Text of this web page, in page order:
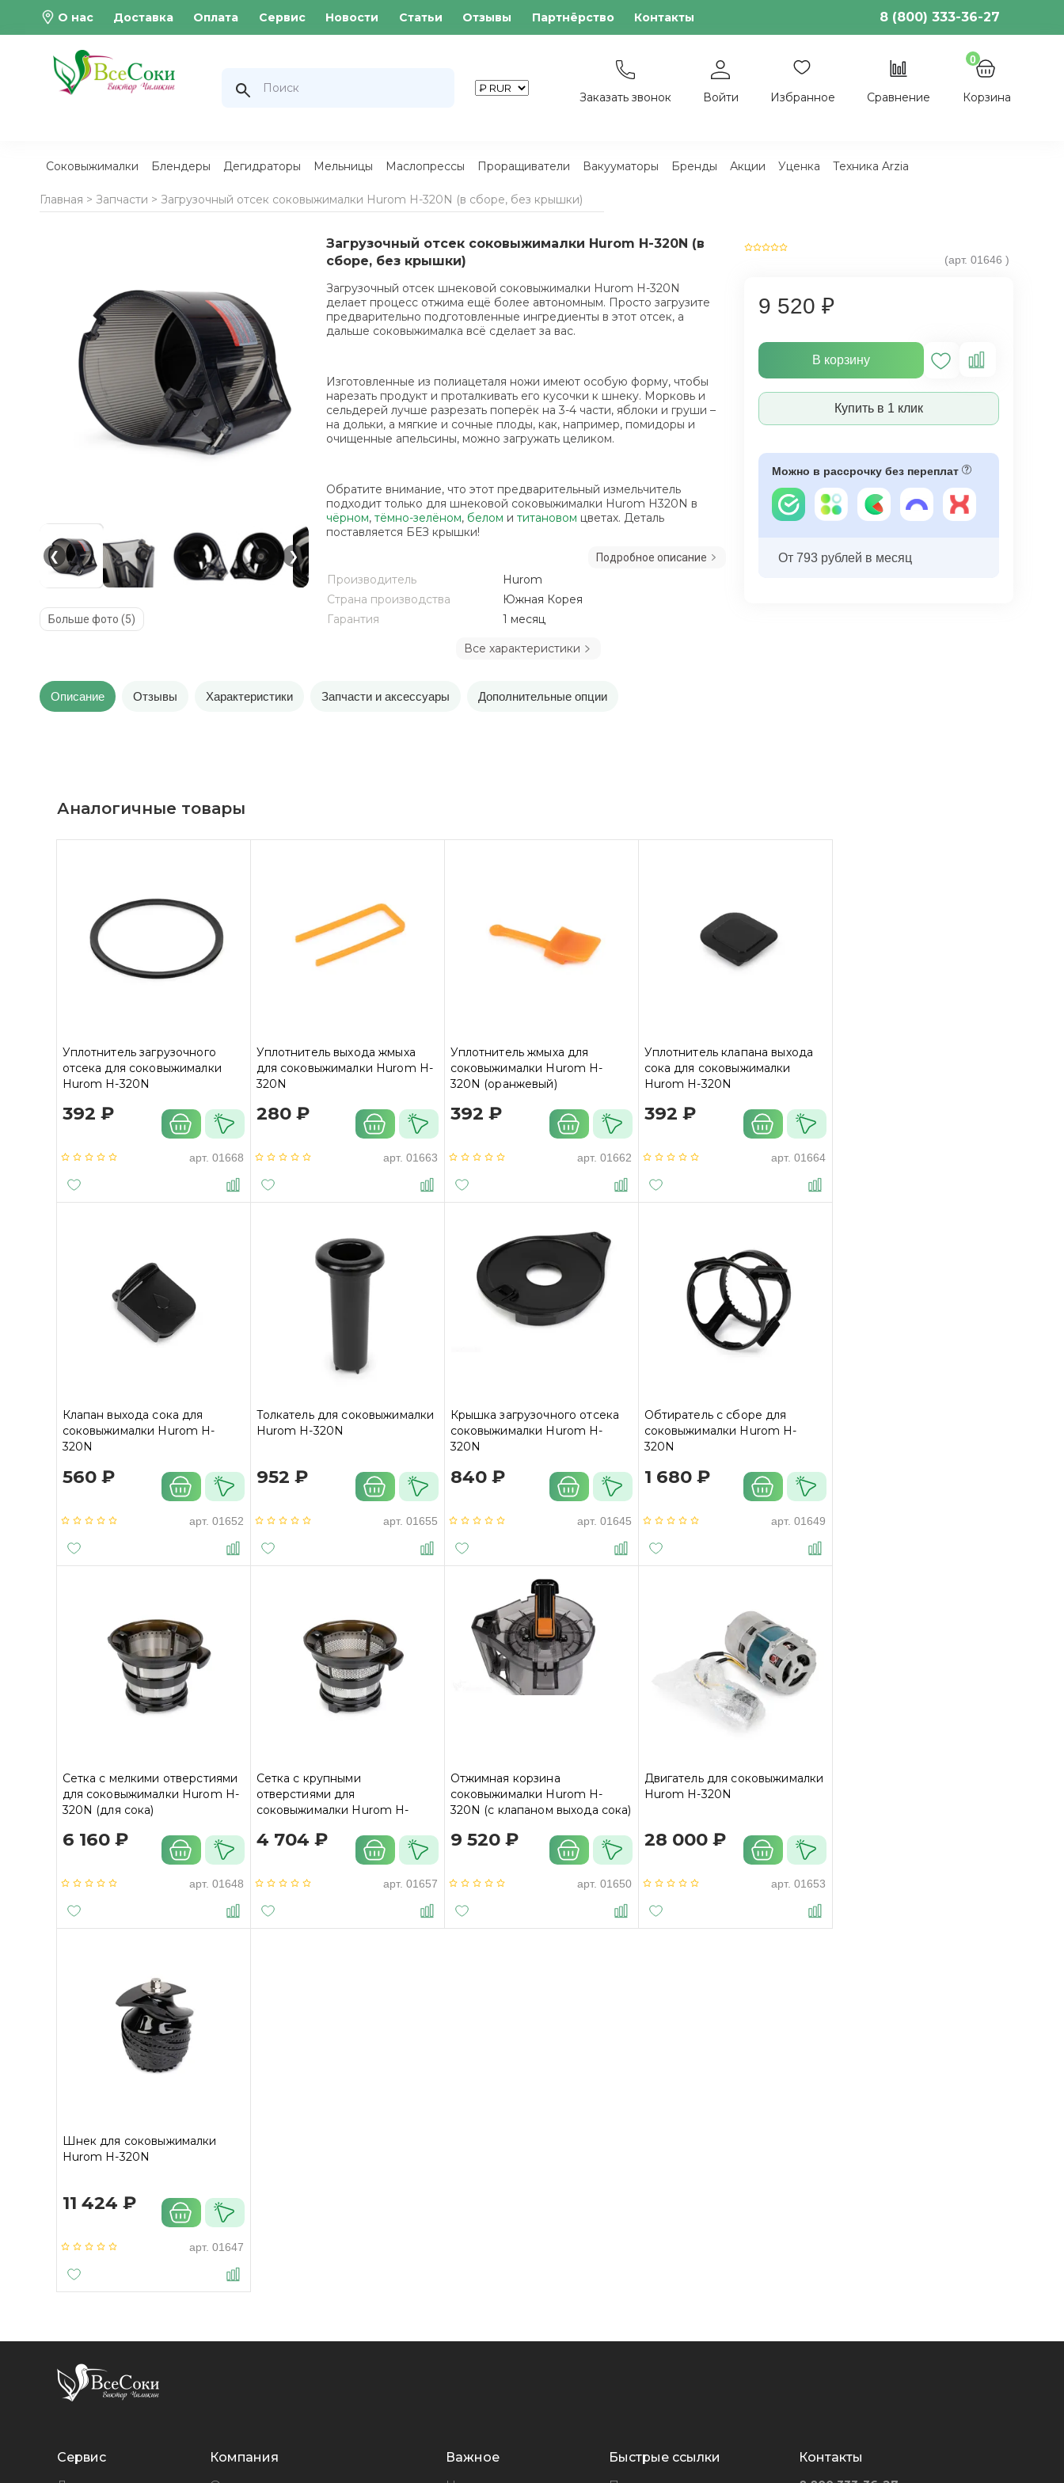
О нас Доставка Оплата Сервис Новости Статьи Отзывы Партнёрство Контакты 8 (800) 333-36-27
Заказать звонок Войти Избранное Сравнение
0
Корзина
Соковыжималки Блендеры Дегидраторы Мельницы Маслопрессы Проращиватели Вакууматоры Бренды Акции Уценка Техника Arzia
Главная > Запчасти > Загрузочный отсек соковыжималки Hurom H-320N (в сборе, без крышки)
❮ ❯
Больше фото (5)
Загрузочный отсек соковыжималки Hurom H-320N (в
сборе, без крышки)
(арт. 01646 )
9 520 ₽
В корзину
Купить в 1 клик
Можно в рассрочку без переплат
От 793 рублей в месяц
Загрузочный отсек шнековой соковыжималки Hurom H-320N
делает процесс отжима ещё более автономным. Просто загрузите
предварительно подготовленные ингредиенты в этот отсек, а
дальше соковыжималка всё сделает за вас.
Изготовленные из полиацеталя ножи имеют особую форму, чтобы
нарезать продукт и проталкивать его кусочки к шнеку. Морковь и
сельдерей лучше разрезать поперёк на 3-4 части, яблоки и груши –
на дольки, а мягкие и сочные плоды, как, например, помидоры и
очищенные апельсины, можно загружать целиком.
Обратите внимание, что этот предварительный измельчитель
подходит только для шнековой соковыжималки Hurom H320N в
чёрном, тёмно-зелёном, белом и титановом цветах. Деталь
поставляется БЕЗ крышки!
Подробное описание
Производитель
Hurom
Страна производства
Южная Корея
Гарантия
1 месяц
Все характеристики
Описание Отзывы Характеристики Запчасти и аксессуары Дополнительные опции
Аналогичные товары
Уплотнитель загрузочного
отсека для соковыжималки
Hurom H-320N
392 ₽
арт. 01668
Уплотнитель выхода жмыха
для соковыжималки Hurom H-
320N
280 ₽
арт. 01663
Уплотнитель жмыха для
соковыжималки Hurom H-
320N (оранжевый)
392 ₽
арт. 01662
Уплотнитель клапана выхода
сока для соковыжималки
Hurom H-320N
392 ₽
арт. 01664
Клапан выхода сока для
соковыжималки Hurom H-
320N
560 ₽
арт. 01652
Толкатель для соковыжималки
Hurom H-320N
952 ₽
арт. 01655
Крышка загрузочного отсека
соковыжималки Hurom H-
320N
840 ₽
арт. 01645
Обтиратель с сборе для
соковыжималки Hurom H-
320N
1 680 ₽
арт. 01649
Сетка с мелкими отверстиями
для соковыжималки Hurom H-
320N (для сока)
6 160 ₽
арт. 01648
Сетка с крупными
отверстиями для
соковыжималки Hurom H-
4 704 ₽
арт. 01657
Отжимная корзина
соковыжималки Hurom H-
320N (с клапаном выхода сока)
9 520 ₽
арт. 01650
Двигатель для соковыжималки
Hurom H-320N
28 000 ₽
арт. 01653
Шнек для соковыжималки
Hurom H-320N
11 424 ₽
арт. 01647
Сервис
Компания
Важное
Быстрые ссылки
Контакты